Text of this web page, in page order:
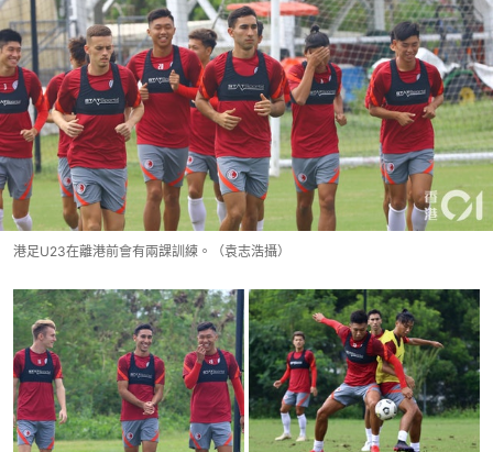
港足U23在離港前會有兩課訓練。（袁志浩攝）